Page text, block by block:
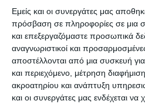
Εμείς και οι συνεργάτες μας
πρόσβαση σε πληροφορίες σε μια
και επεξεργαζόμαστε προσωπικά
αναγνωριστικοί και
αποστέλλονται από μια συσκευή για
και περιεχόμενο, μέτρηση
ακροατηρίου και ανάπτυξη
και οι συνεργάτες μας ενδέχεται
Το έργο
προσφέρει
πλοήγηση στους